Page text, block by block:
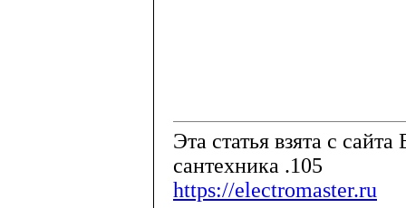
Эта статья взята с
сантехника .105
https://electromaster.ru